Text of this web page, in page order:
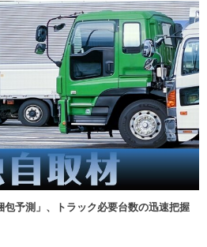
包予測」、トラック必要台数の迅速把握